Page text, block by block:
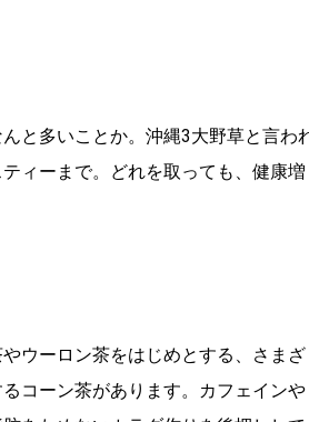
と多いことか。沖縄3大野草と言わ
ィーまで。どれを取っても、健康増
ウーロン茶をはじめとする、さまざ
コーン茶があります。カフェインや